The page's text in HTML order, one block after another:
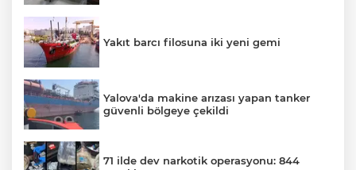
Yakıt barcı filosuna iki yeni gemi
Yalova'da makine arızası yapan tanker
güvenli bölgeye çekildi
71 ilde dev narkotik operasyonu: 844